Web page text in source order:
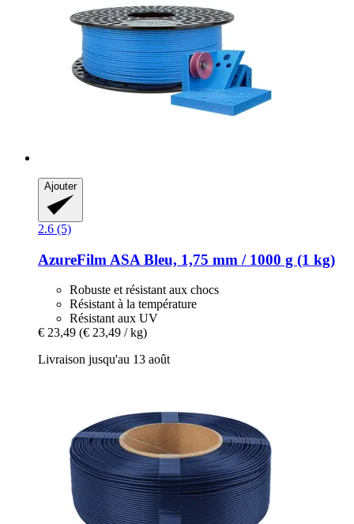
Ajouter
2.6 (5)
AzureFilm ASA Bleu, 1,75 mm / 1000 g (1 kg)
Robuste et résistant aux chocs
Résistant à la température
Résistant aux UV
€ 23,49 (€ 23,49 / kg)
Livraison jusqu'au 13 août